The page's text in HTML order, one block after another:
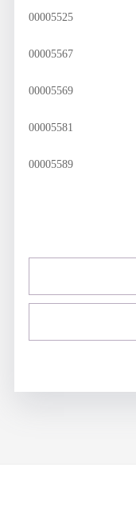
00005525
00005567
00005569
00005581
00005589